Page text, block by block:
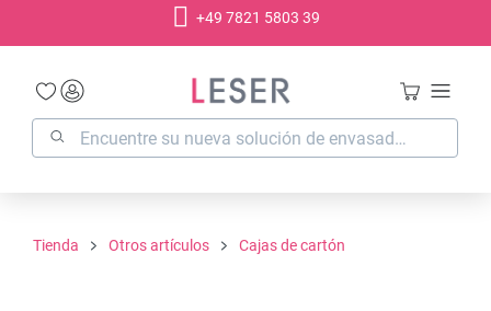
+49 7821 5803 39
Tienda Otros artículos Cajas de cartón